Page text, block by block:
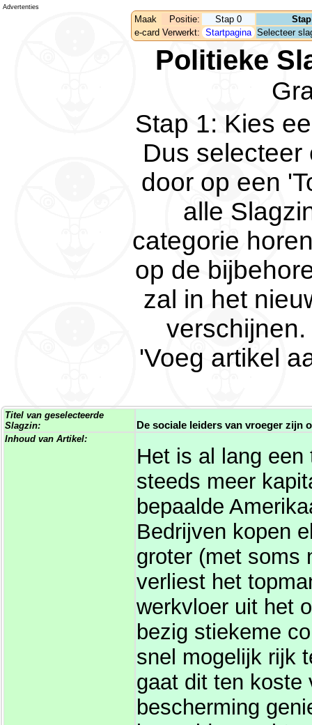
Advertenties
Maak Positie: Stap 0
e-card Verwerkt: Startpagina Selecteer
Politieke
Stap 1: Kies
Dus
door op een
alle
categorie
op de
zal in het
verschijnen.
'Voeg artikel
Titel van geselecteerde
Slagzin:
De sociale leiders van vroeger zijn
Inhoud van Artikel:
Het is al lang
steeds meer
bepaalde
Bedrijven kopen
groter (met soms
verliest het
werkvloer uit het
bezig stiekeme
snel mogelijk rijk
gaat dit ten koste
bescherming